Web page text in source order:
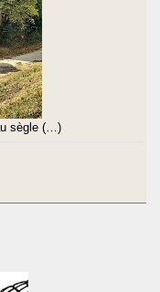
sègle (…)